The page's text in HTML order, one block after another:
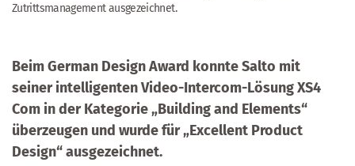
Zutrittsmanagement ausgezeichnet.
Beim German Design Award konnte Salto mit
seiner intelligenten Video-Intercom-Lösung XS4
Com in der Kategorie „Building and Elements“
überzeugen und wurde für „Excellent Product
Design“ ausgezeichnet.